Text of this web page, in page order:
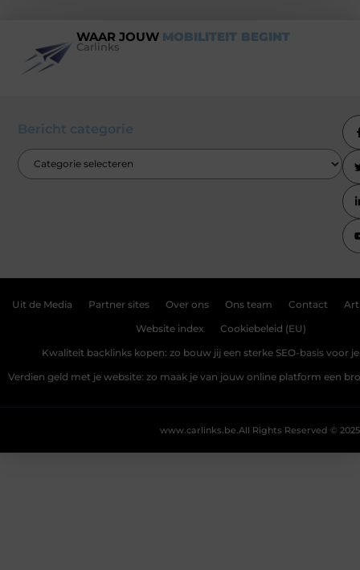
WAAR JOUW MOBILITEIT BEGINT
Carlinks
Bericht categorie
Uit de Media Partner sites Over ons Ons team Contact
Website index Cookiebeleid (EU)
Kwaliteit backlinks kopen: zo bouw jij een sterke SEO-basis voor
Verdien geld met je website: zo maak je van jouw online platform een
All Rights Reserved © 2025
www.carlinks.be.